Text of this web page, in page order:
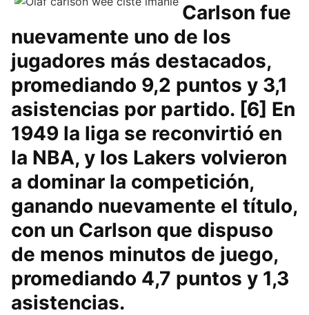
Carlson fue
nuevamente uno de los
jugadores más destacados,
promediando 9,2 puntos y 3,1
asistencias por partido. [6] En
1949 la liga se reconvirtió en
la NBA, y los Lakers volvieron
a dominar la competición,
ganando nuevamente el título,
con un Carlson que dispuso
de menos minutos de juego,
promediando 4,7 puntos y 1,3
asistencias.